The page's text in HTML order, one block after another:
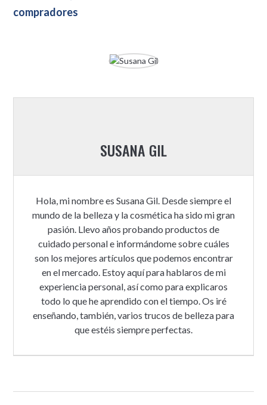
compradores
SUSANA GIL
Hola, mi nombre es Susana Gil. Desde siempre el
mundo de la belleza y la cosmética ha sido mi gran
pasión. Llevo años probando productos de
cuidado personal e informándome sobre cuáles
son los mejores artículos que podemos encontrar
en el mercado. Estoy aquí para hablaros de mi
experiencia personal, así como para explicaros
todo lo que he aprendido con el tiempo. Os iré
enseñando, también, varios trucos de belleza para
que estéis siempre perfectas.